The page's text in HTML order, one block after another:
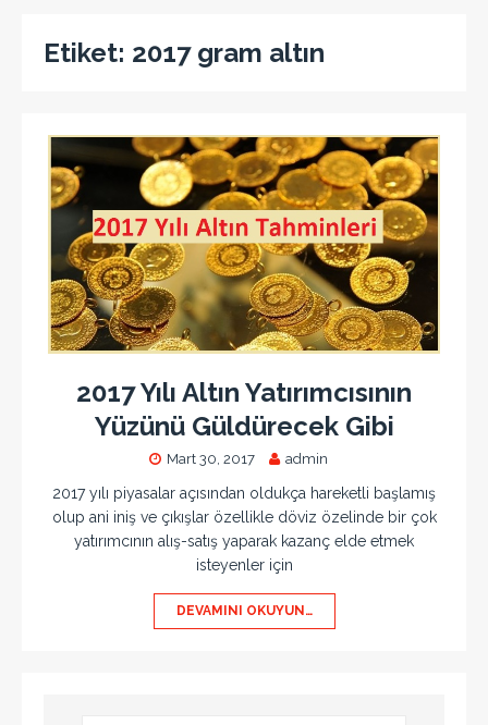
Etiket: 2017 gram altın
2017 Yılı Altın Yatırımcısının
Yüzünü Güldürecek Gibi
Mart 30, 2017 admin
2017 yılı piyasalar açısından oldukça hareketli başlamış
olup ani iniş ve çıkışlar özellikle döviz özelinde bir çok
yatırımcının alış-satış yaparak kazanç elde etmek
isteyenler için
DEVAMINI OKUYUN…